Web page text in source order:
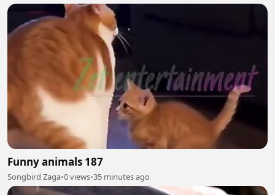
Funny animals 187
Songbird Zaga•0 views•35 minutes ago